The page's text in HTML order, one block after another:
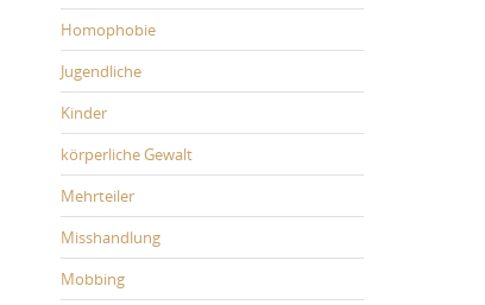
Homophobie
Jugendliche
Kinder
körperliche Gewalt
Mehrteiler
Misshandlung
Mobbing